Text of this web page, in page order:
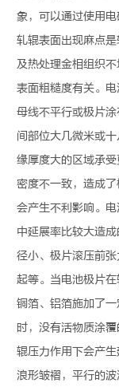
象，可以通过使用
轧辊表面出现麻点
及热处理金相组织
表面粗糙度有关。
母线不平行或极片
间部位大几微米或
缘厚度大的区域承
密度不一致，造成
会产生不利影响。
中延展率比较大造
径小、极片滚压前
起等。当电池极片
铜箔、铝箔施加了
时，没有活物质涂
辊压力作用下会产
浪形皱褶，平行的